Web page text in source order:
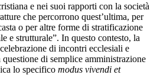
e nei suoi rapporti con la società
che percorrono quest’ultima, per
o per altre forme di stratificazione
e strutturale”. In questo contesto, la
di incontri ecclesiali e
di semplice amministrazione
lo specifico modus vivendi et